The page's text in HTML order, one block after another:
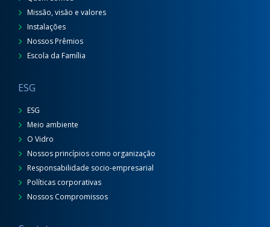
Missão, visão e valores
Instalações
Nossos Prêmios
Escola da Família
ESG
ESG
Meio ambiente
O Vidro
Nossos princípios como organização
Responsabilidade socio-empresarial
Políticas corporativas
Nossos Compromissos